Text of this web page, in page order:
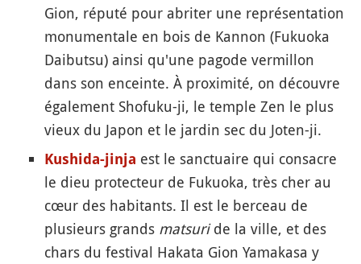
Gion, réputé pour abriter une représentation
monumentale en bois de Kannon (Fukuoka
Daibutsu) ainsi qu'une pagode vermillon
dans son enceinte. À proximité, on découvre
également Shofuku-ji, le temple Zen le plus
vieux du Japon et le jardin sec du Joten-ji.
Kushida-jinja est le sanctuaire qui consacre
le dieu protecteur de Fukuoka, très cher au
cœur des habitants. Il est le berceau de
plusieurs grands matsuride la ville, et des
chars du festival Hakata Gion Yamakasa y